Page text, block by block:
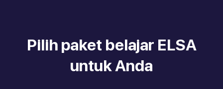
Pilih paket belajar ELSA
untuk Anda